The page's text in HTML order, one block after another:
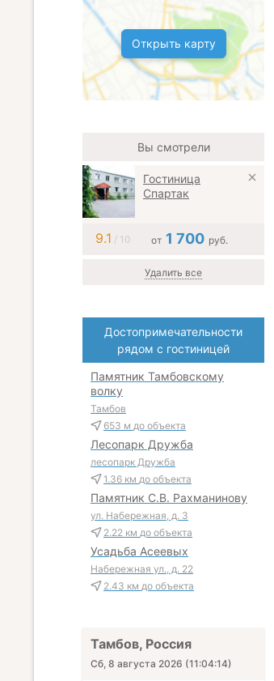
Открыть карту
Вы смотрели
Гостиница
Спартак
9.1 / 10 от 1 700 руб.
Удалить все
Достопримечательности
рядом с гостиницей
Памятник Тамбовскому
волку
Тамбов
653 м до объекта
Лесопарк Дружба
лесопарк Дружба
1.36 км до объекта
Памятник С.В. Рахманинову
ул. Набережная, д. 3
2.22 км до объекта
Усадьба Асеевых
Набережная ул., д. 22
2.43 км до объекта
Тамбов, Россия
Сб, 8 августа 2026 (11:04:15)